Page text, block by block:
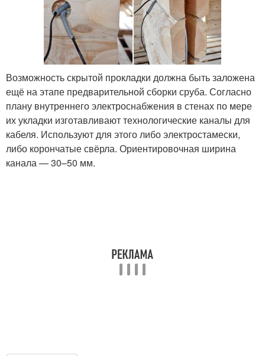
Возможность скрытой прокладки должна быть заложена
ещё на этапе предварительной сборки сруба. Согласно
плану внутреннего электроснабжения в стенах по мере
их укладки изготавливают технологические каналы для
кабеля. Используют для этого либо электростамески,
либо корончатые свёрла. Ориентировочная ширина
канала — 30–50 мм.